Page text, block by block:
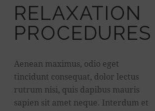
RELAXATION
PROCEDURES
Aenean maximus, odio eget
tincidunt consequat, dolor lectus
rutrum nisi, quis dapibus mauris
sapien sit amet neque. Interdum et